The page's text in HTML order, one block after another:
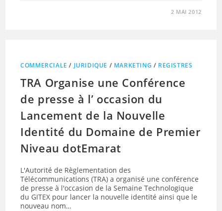
2 MAI 2012
COMMERCIALE / JURIDIQUE / MARKETING / REGISTRES
TRA Organise une Conférence
de presse à l’ occasion du
Lancement de la Nouvelle
Identité du Domaine de Premier
Niveau dotEmarat
L'Autorité de Règlementation des
Télécommunications (TRA) a organisé une conférence
de presse à l'occasion de la Semaine Technologique
du GITEX pour lancer la nouvelle identité ainsi que le
nouveau nom…